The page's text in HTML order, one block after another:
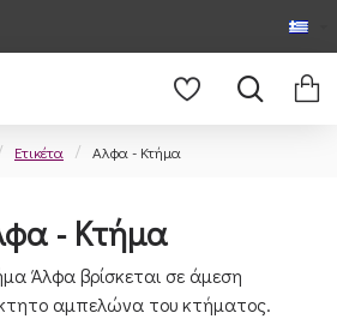
Ετικέτα Αλφα - Κτήμα
- Κτήμα
Άλφα βρίσκεται σε άμεση
αμπελώνα του κτήματος.